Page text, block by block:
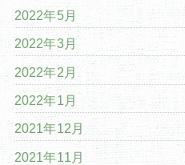
2022年5月
2022年3月
2022年2月
2022年1月
2021年12月
2021年11月